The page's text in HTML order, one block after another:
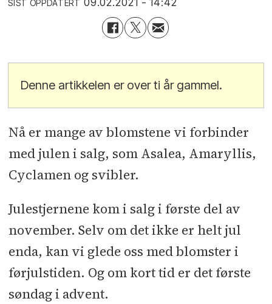
SIST OPPDATERT
Denne artikkelen er over ti år gammel.
Nå er mange av blomstene vi forbinder
med julen i salg, som Asalea, Amaryllis,
Cyclamen og svibler.
Julestjernene kom i salg i første del av
november. Selv om det ikke er helt jul
enda, kan vi glede oss med blomster i
førjulstiden. Og om kort tid er det første
søndag i advent.